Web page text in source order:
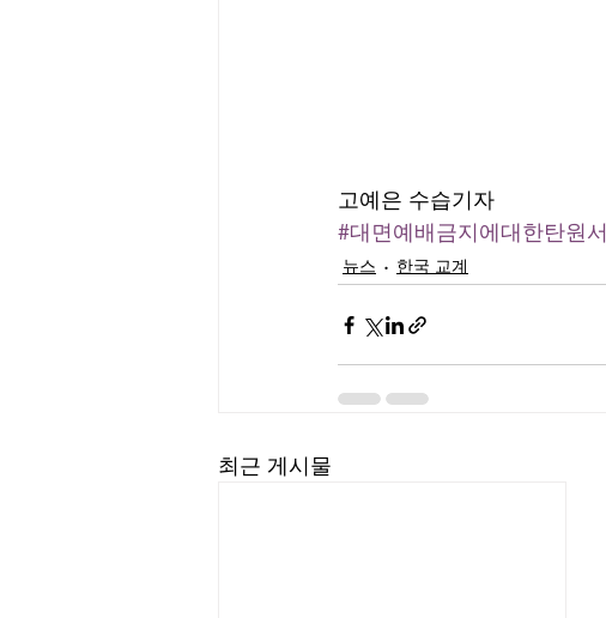
고예은 수습기자
#대면예배금지에대한탄원서
뉴스 한국 교계
최근 게시물